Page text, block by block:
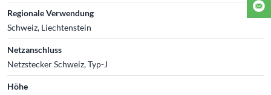
Regionale Verwendung
Schweiz, Liechtenstein
Netzanschluss
Netzstecker Schweiz, Typ-J
Höhe